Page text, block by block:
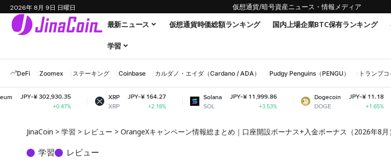
2026年 8月 9日 日曜日 仮想通貨/暗号資産ニュース・情報メディア
最新ニュース 仮想通貨時価総額ランキング 国内上場企業BTC保有ランキング
学習
DeFi Zoomex ステーキング Coinbase カルダノ・エイダ（Cardano / ADA） Pudgy Penguins（PENGU） トランプ
XRP
XRP
JPY-¥ 164.27
+2.18%
Solana
SOL
JPY-¥ 11,999.86
+3.53%
Dogecoin
DOGE
JPY-¥ 11.18
+1.65%
Cardano
ADA
JinaCoin > 学習 > レビュー > OrangeXキャンペーン情報総まとめ｜口座開設ボーナス+入金ボーナス（2026年8月）
学習 レビュー